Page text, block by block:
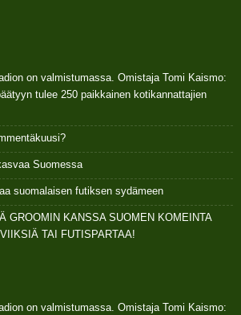
on valmistumassa. Omistaja Tomi Kaismo:
tulee 250 paikkainen kotikannattajien
Suomessa
suomalaisen futiksen sydämeen
GROOMIN KANSSA SUOMEN KOMEINTA
TAI FUTISPARTAA!
on valmistumassa. Omistaja Tomi Kaismo: